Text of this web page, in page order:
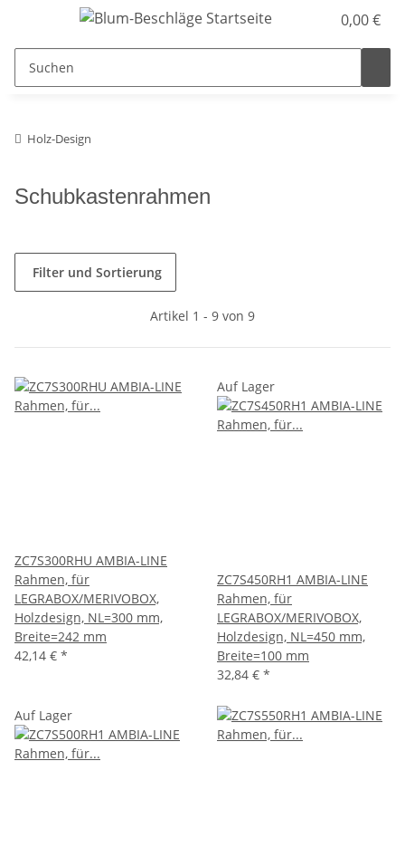
0,00 €
Holz-Design
Schubkastenrahmen
Filter und Sortierung
Artikel 1 - 9 von 9
ZC7S300RHU AMBIA-LINE
Rahmen, für
LEGRABOX/MERIVOBOX,
Holzdesign, NL=300 mm,
Breite=242 mm
42,14 € *
Auf Lager
ZC7S450RH1 AMBIA-LINE
Rahmen, für
LEGRABOX/MERIVOBOX,
Holzdesign, NL=450 mm,
Breite=100 mm
32,84 € *
Auf Lager